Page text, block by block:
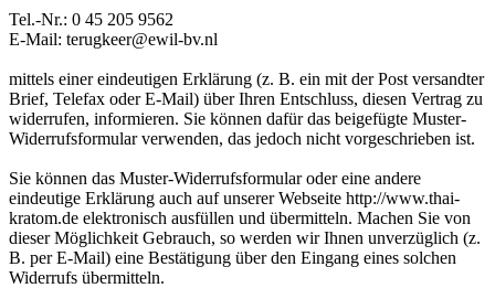
Tel.-Nr.: 0 45 205 9562
E-Mail: terugkeer@ewil-bv.nl
mittels einer eindeutigen Erklärung (z. B. ein mit der Post versandter
Brief, Telefax oder E-Mail) über Ihren Entschluss, diesen Vertrag zu
widerrufen, informieren. Sie können dafür das beigefügte Muster-
Widerrufsformular verwenden, das jedoch nicht vorgeschrieben ist.
Sie können das Muster-Widerrufsformular oder eine andere
eindeutige Erklärung auch auf unserer Webseite http://www.thai-
kratom.de elektronisch ausfüllen und übermitteln. Machen Sie von
dieser Möglichkeit Gebrauch, so werden wir Ihnen unverzüglich (z.
B. per E-Mail) eine Bestätigung über den Eingang eines solchen
Widerrufs übermitteln.